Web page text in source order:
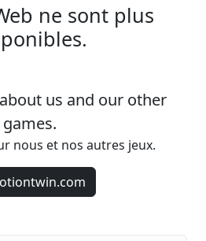
ne sont plus
us and our other
games.
nous et nos autres jeux.